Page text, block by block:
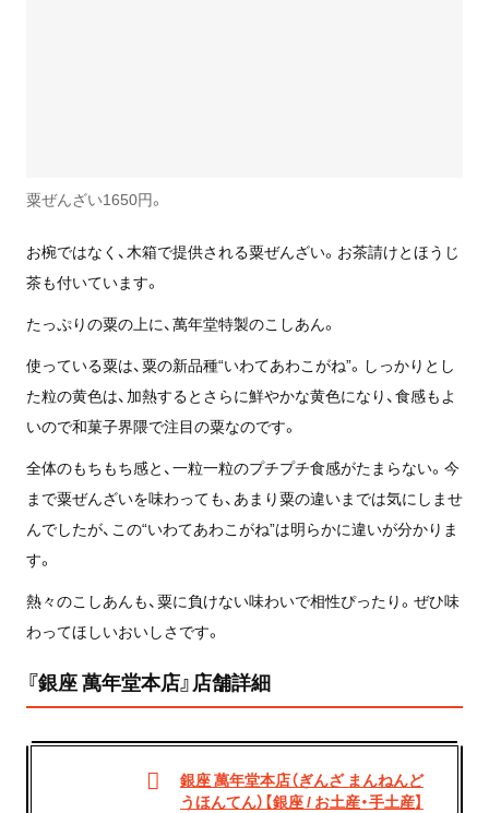
粟ぜんざい1650円。
お椀ではなく、木箱で提供される粟ぜんざい。お茶請けとほうじ
茶も付いています。
たっぷりの粟の上に、萬年堂特製のこしあん。
使っている粟は、粟の新品種“いわてあわこがね”。しっかりとし
た粒の黄色は、加熱するとさらに鮮やかな黄色になり、食感もよ
いので和菓子界隈で注目の粟なのです。
全体のもちもち感と、一粒一粒のプチプチ食感がたまらない。今
まで粟ぜんざいを味わっても、あまり粟の違いまでは気にしませ
んでしたが、この“いわてあわこがね”は明らかに違いが分かりま
す。
熱々のこしあんも、粟に負けない味わいで相性ぴったり。ぜひ味
わってほしいおいしさです。
『銀座 萬年堂本店』店舗詳細
銀座 萬年堂本店（ぎんざ まんねんど
うほんてん）【銀座 / お土産・手土産】